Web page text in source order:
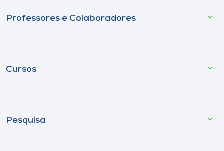
Professores e Colaboradores
Cursos
Pesquisa